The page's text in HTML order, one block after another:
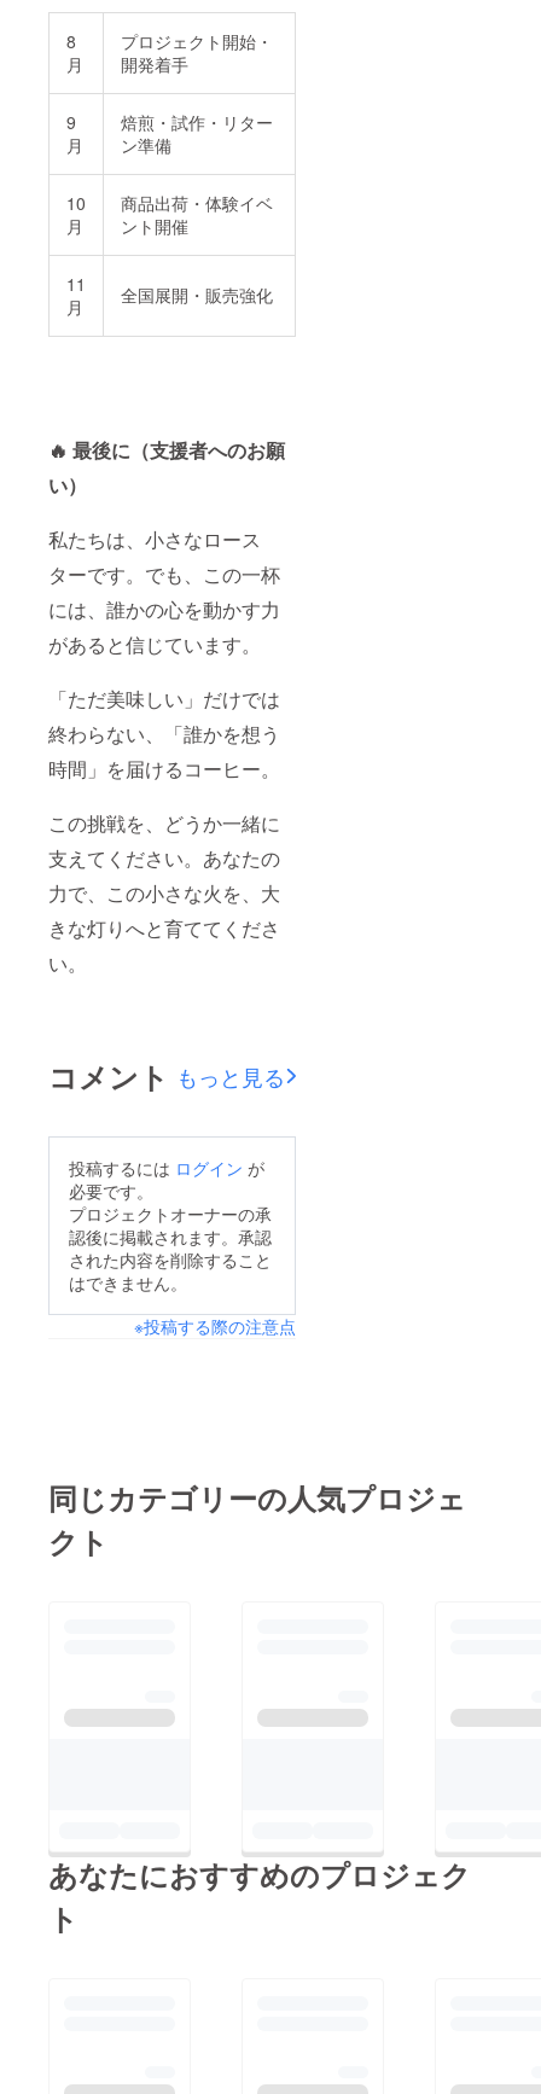
8
月
プロジェクト開始・
開発着手
9
月
焙煎・試作・リター
ン準備
10
月
商品出荷・体験イベ
ント開催
11
月
全国展開・販売強化
🔥 最後に（支援者へのお願
い）
私たちは、小さなロース
ターです。でも、この一杯
には、誰かの心を動かす力
があると信じています。
「ただ美味しい」だけでは
終わらない、「誰かを想う
時間」を届けるコーヒー。
この挑戦を、どうか一緒に
支えてください。あなたの
力で、この小さな火を、大
きな灯りへと育ててくださ
い。
コメント もっと見る
投稿するには ログイン が
必要です。
プロジェクトオーナーの承
認後に掲載されます。承認
された内容を削除すること
はできません。
※投稿する際の注意点
同じカテゴリーの人気プロジェ
クト
あなたにおすすめのプロジェク
ト